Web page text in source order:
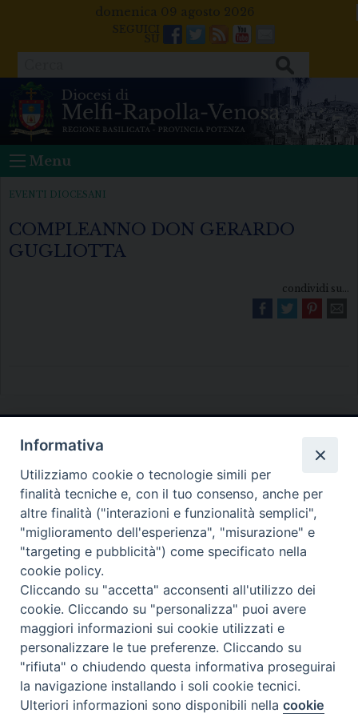
domenica 09 agosto 2026
Facebook
Twitter
FeedsYoutube
Mail
Menu
EVENTI DIOCESANI
COMPLEANNO DON GERARDO
GUGLIOTTA
condividi su...
Diocesi di Melfi Rapolla Venosa
• Largo Duomo, 12 - 85025 MELFI (PZ) •
Tel. 0972238604
PEC ufficiale della Diocesi:
diocesi.melfi_rapolla_venosa@legalmail.it
Preferenze Cookie
Informativa
Utilizziamo cookie o tecnologie simili per
finalità tecniche e, con il tuo consenso, anche per
altre finalità ("interazioni e funzionalità semplici",
"miglioramento dell'esperienza", "misurazione" e
"targeting e pubblicità") come specificato nella
cookie policy.
Cliccando su "accetta" acconsenti all'utilizzo dei
cookie. Cliccando su "personalizza" puoi avere
maggiori informazioni sui cookie utilizzati e
personalizzare le tue preferenze. Cliccando su
"rifiuta" o chiudendo questa informativa proseguirai
la navigazione installando i soli cookie tecnici.
Ulteriori informazioni sono disponibili nellacookie